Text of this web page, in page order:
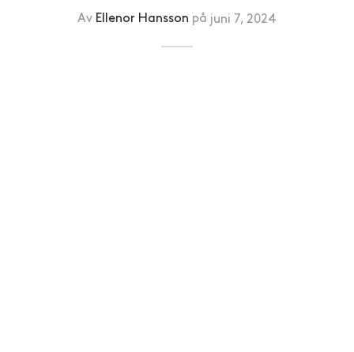
Av Ellenor Hansson på juni 7, 2024